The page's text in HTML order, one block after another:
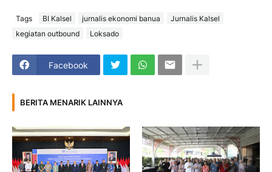
Tags BI Kalsel jurnalis ekonomi banua
Jurnalis Kalsel
kegiatan outbound
Loksado
Facebook
BERITA MENARIK LAINNYA